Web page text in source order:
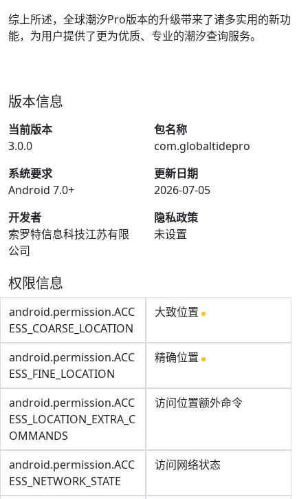
综上所述，全球潮汐Pro版本的升级带来了诸多实用的新功
能，为用户提供了更为优质、专业的潮汐查询服务。
版本信息
当前版本
3.0.0
包名称
com.globaltidepro
系统要求
Android 7.0+
更新日期
2026-07-05
开发者
索罗特信息科技江苏有限
公司
隐私政策
未设置
权限信息
android.permission.ACC
ESS_COARSE_LOCATION
大致位置
android.permission.ACC
ESS_FINE_LOCATION
精确位置
android.permission.ACC
ESS_LOCATION_EXTRA_C
OMMANDS
访问位置额外命令
android.permission.ACC
ESS_NETWORK_STATE
访问网络状态